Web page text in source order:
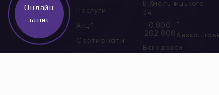
Послуги
Акції
Сертифікати
Новини
Б.Хмельницького
34
0 800
202 808
*
Всі адреси
Онлайн
запис
↑